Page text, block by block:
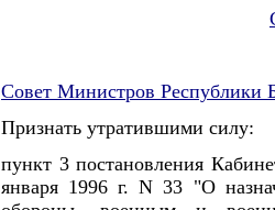
Совет Министров Республики
Признать утратившими силу:
пункт 3 постановления
января 1996 г. N 33 "О